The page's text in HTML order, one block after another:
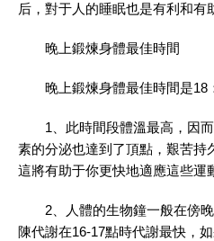
后，對于人的睡眠也是有利和有
晚上鍛煉身體最佳時間
晚上鍛煉身體最佳時間是18：
1、此時間段體溫最高，因而
素的分泌也達到了頂點，艱苦持
這將有助于你更快地適應這些運
2、人體的生物鐘一般在傍晚
陳代謝在16-17點時代謝最快，